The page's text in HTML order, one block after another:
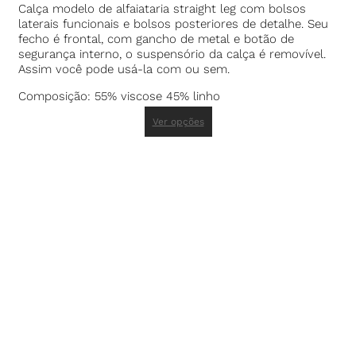
Calça modelo de alfaiataria straight leg com bolsos
laterais funcionais e bolsos posteriores de detalhe. Seu
fecho é frontal, com gancho de metal e botão de
segurança interno, o suspensório da calça é removível.
Assim você pode usá-la com ou sem.
Composição: 55% viscose 45% linho
Ver opções